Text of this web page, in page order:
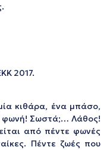
2017.
κιθάρα, ένα μπάσο,
φωνή! Σωστά;… Λάθος!
από πέντε φωνές
Πέντε ζωές που